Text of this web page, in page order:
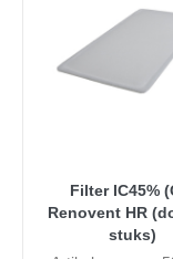
Filter IC45%
Renovent HR
stuks)